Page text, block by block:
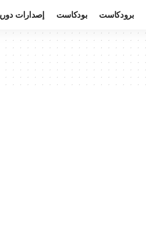
برودكاست بودكاست إصدارات